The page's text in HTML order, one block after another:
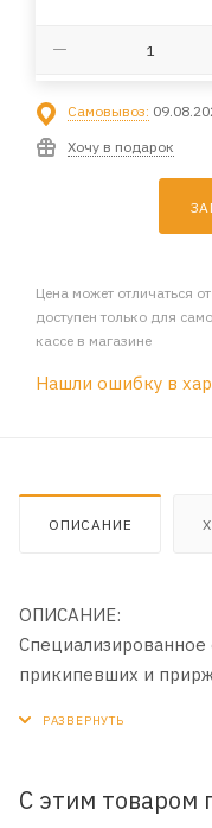
Самовывоз:
Хочу в подарок
Цена может отличаться
доступен только для
кассе в магазине
Нашли ошибку в
ОПИСАНИЕ
ОПИСАНИЕ:
прикипевших и
удлинительной
С этим товаром